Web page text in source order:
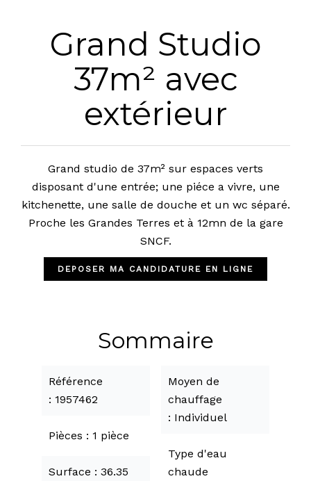
Grand Studio
37m² avec
extérieur
Grand studio de 37m² sur espaces verts
disposant d'une entrée; une piéce a vivre, une
kitchenette, une salle de douche et un wc séparé.
Proche les Grandes Terres et à 12mn de la gare
SNCF.
DEPOSER MA CANDIDATURE EN LIGNE
Sommaire
Référence
1957462
Pièces 1 pièce
Surface
36.35
Moyen de
chauffage
Individuel
Type d'eau
chaude